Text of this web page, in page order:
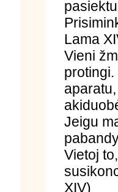
Lama
Vieni
Jeigu
Vietoj
XIV)